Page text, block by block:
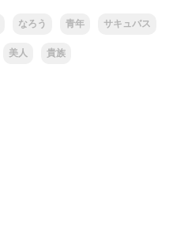
なろう 青年 サキュバス
美人 貴族